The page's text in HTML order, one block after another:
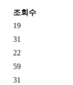
조회수
19
31
22
59
31